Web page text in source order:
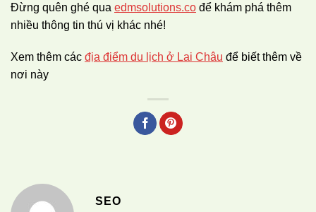
Đừng quên ghé qua edmsolutions.co để khám phá thêm
nhiều thông tin thú vị khác nhé!
Xem thêm các địa điểm du lịch ở Lai Châu để biết thêm về
nơi này
SEO